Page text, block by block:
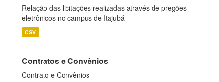
Relação das licitações realizadas através de pregões
eletrônicos no campus de Itajubá
CSV
Contratos e Convênios
Contrato e Convênios